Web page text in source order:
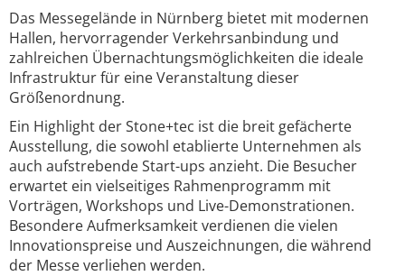
Das Messegelände in Nürnberg bietet mit modernen
Hallen, hervorragender Verkehrsanbindung und
zahlreichen Übernachtungsmöglichkeiten die ideale
Infrastruktur für eine Veranstaltung dieser
Größenordnung.
Ein Highlight der Stone+tec ist die breit gefächerte
Ausstellung, die sowohl etablierte Unternehmen als
auch aufstrebende Start-ups anzieht. Die Besucher
erwartet ein vielseitiges Rahmenprogramm mit
Vorträgen, Workshops und Live-Demonstrationen.
Besondere Aufmerksamkeit verdienen die vielen
Innovationspreise und Auszeichnungen, die während
der Messe verliehen werden.